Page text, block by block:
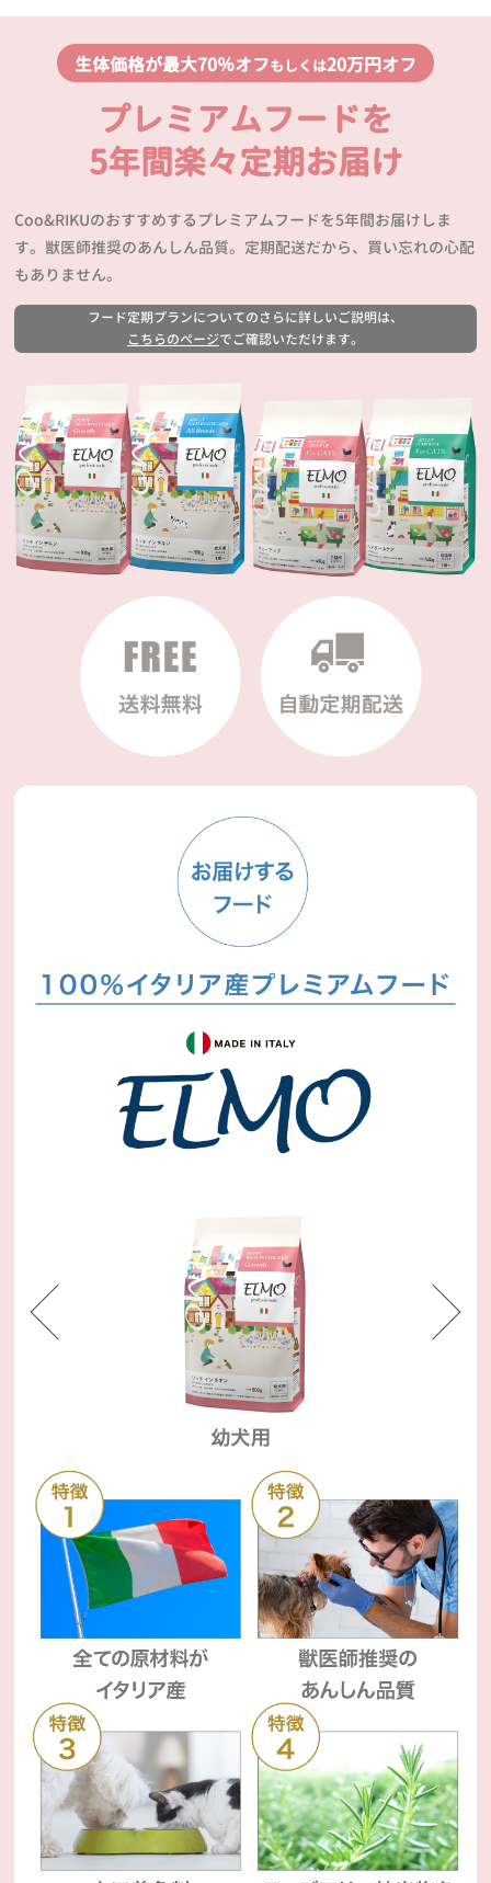
生体価格が最大70％オフもしくは20万円オフ
プレミアムフードを
5年間楽々定期お届け
Coo&RIKUのおすすめするプレミアムフードを5年間お届けしま
す。獣医師推奨のあんしん品質。定期配送だから、買い忘れの心配
もありません。
フード定期プランについてのさらに詳しいご説明は、
こちらのページでご確認いただけます。